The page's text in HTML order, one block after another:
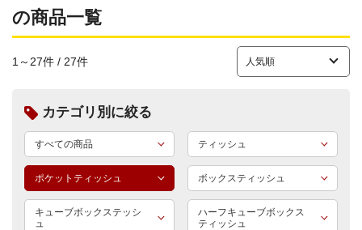
の商品一覧
1～27件 / 27件
カテゴリ別に絞る
すべての商品 ティッシュ
ポケットティッシュ ボックスティッシュ
キューブボックステッシ
ュ
ハーフキューブボックス
ティッシュ